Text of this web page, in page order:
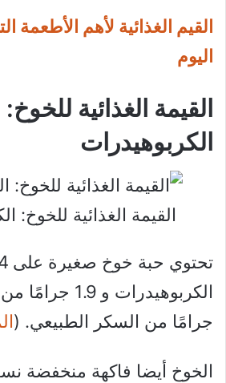
القيم الغذائية لأهم الأطعمة
اليوم
القيمة الغذائية للخوخ:
الكربوهيدرات
القيمة الغذائية للخوخ:
جرامًا من السكر الطبيعي. (
الخوخ أيضا فاكهة منخفضة